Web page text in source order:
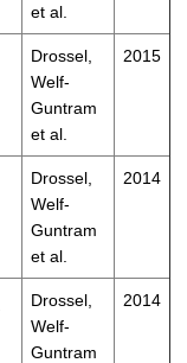
et al.
Drossel,
Welf-
Guntram
et al.
2015
Drossel,
Welf-
Guntram
et al.
2014
Drossel,
Welf-
Guntram
2014